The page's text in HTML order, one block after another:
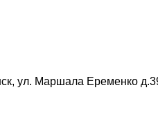
ул. Маршала Еременко